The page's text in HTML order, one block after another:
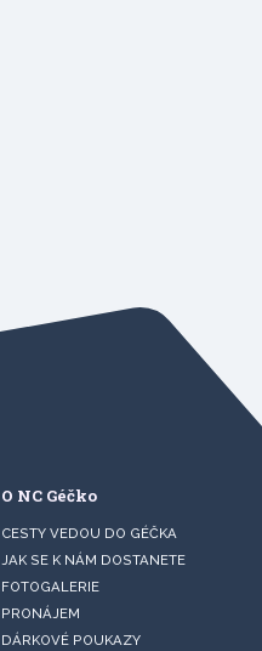
O NC Géčko
CESTY VEDOU DO GÉČKA
JAK SE K NÁM DOSTANETE
FOTOGALERIE
PRONÁJEM
DÁRKOVÉ POUKAZY